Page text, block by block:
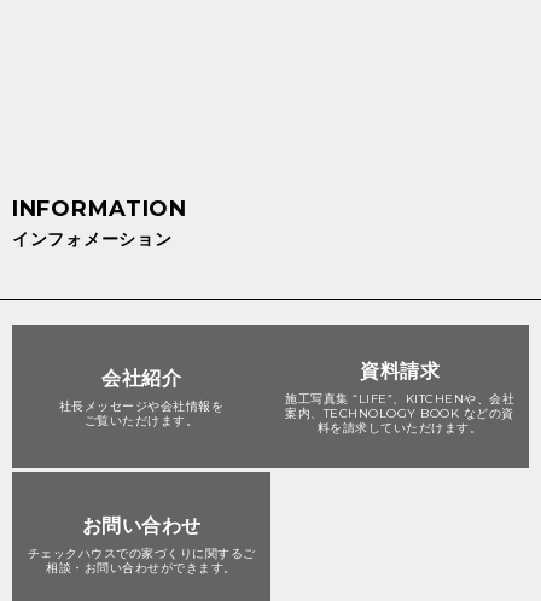
インフォメーション
会社紹介
社長メッセージや会社情報を
ご覧いただけます。
資料請求
施工写真集 “LIFE”、KITCHENや、会社
案内、TECHNOLOGY BOOK などの資
料を請求していただけます。
お問い合わせ
チェックハウスでの家づくりに関する ご
相談・お問い合わせができます。